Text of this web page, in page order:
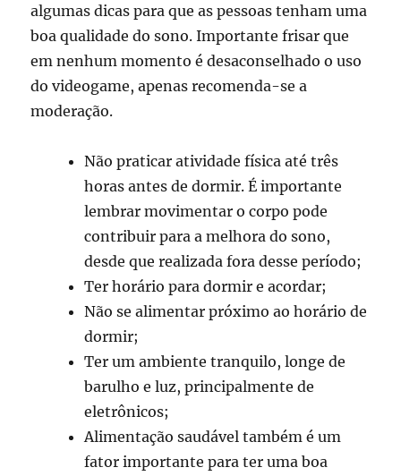
algumas dicas para que as pessoas tenham uma
boa qualidade do sono. Importante frisar que
em nenhum momento é desaconselhado o uso
do videogame, apenas recomenda-se a
moderação.
Não praticar atividade física até três
horas antes de dormir. É importante
lembrar movimentar o corpo pode
contribuir para a melhora do sono,
desde que realizada fora desse período;
Ter horário para dormir e acordar;
Não se alimentar próximo ao horário de
dormir;
Ter um ambiente tranquilo, longe de
barulho e luz, principalmente de
eletrônicos;
Alimentação saudável também é um
fator importante para ter uma boa